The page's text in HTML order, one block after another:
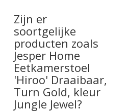
Zijn er
soortgelijke
producten zoals
Jesper Home
Eetkamerstoel
'Hiroo' Draaibaar,
Turn Gold, kleur
Jungle Jewel?